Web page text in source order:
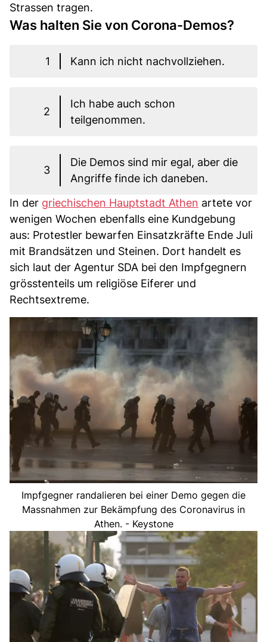
Strassen tragen.
Was halten Sie von Corona-Demos?
1 Kann ich nicht nachvollziehen.
2
Ich habe auch schon
teilgenommen.
3
Die Demos sind mir egal, aber die
Angriffe finde ich daneben.
In der griechischen Hauptstadt Athen artete vor
wenigen Wochen ebenfalls eine Kundgebung
aus: Protestler bewarfen Einsatzkräfte Ende Juli
mit Brandsätzen und Steinen. Dort handelt es
sich laut der Agentur SDA bei den Impfgegnern
grösstenteils um religiöse Eiferer und
Rechtsextreme.
Impfgegner randalieren bei einer Demo gegen die
Massnahmen zur Bekämpfung des Coronavirus in
Athen. - Keystone